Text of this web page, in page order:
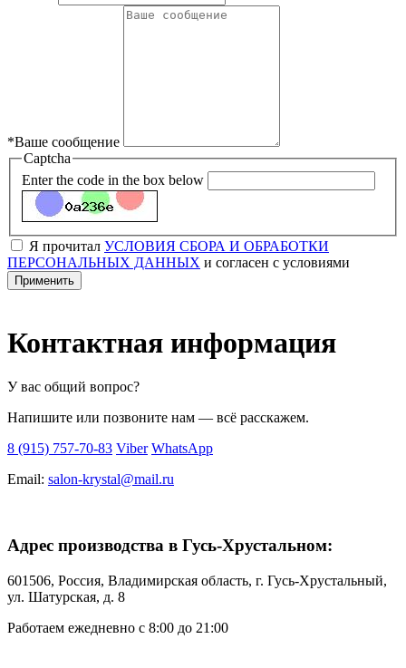
*Ваше сообщение
Captcha
Enter the code in the box below
Я прочитал УСЛОВИЯ СБОРА И ОБРАБОТКИ
ПЕРСОНАЛЬНЫХ ДАННЫХ и согласен с условиями
Контактная информация
У вас общий вопрос?
Напишите или позвоните нам — всё расскажем.
8 (915) 757-70-83 Viber WhatsApp
Email: salon-krystal@mail.ru
Адрес производства в Гусь-Хрустальном:
601506, Россия, Владимирская область, г. Гусь-Хрустальный,
ул. Шатурская, д. 8
Работаем ежедневно с 8:00 до 21:00